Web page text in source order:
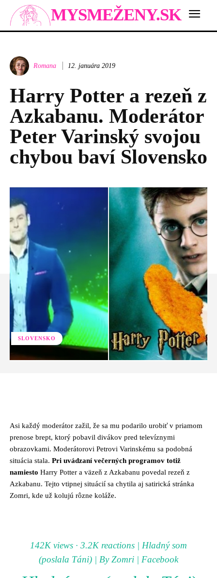
MYSMEŽENY.SK
Romana 12. januára 2019
Harry Potter a rezeň z
Azkabanu. Moderátor
Peter Varinský svojou
chybou baví Slovensko
SLOVENSKO
Asi každý moderátor zažil, že sa mu podarilo urobiť v priamom
prenose brept, ktorý pobavil divákov pred televíznymi
obrazovkami. Moderátorovi Petrovi Varinskému sa podobná
situácia stala. Pri uvádzaní večerných programov totiž
namiesto Harry Potter a väzeň z Azkabanu povedal rezeň z
Azkabanu. Tejto vtipnej situácií sa chytila aj satirická stránka
Zomri, kde už kolujú rôzne koláže.
142K views · 3.2K reactions | Hladný som
(poslala Táni) | By Zomri | Facebook